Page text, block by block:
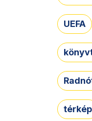
UEFA
térkép